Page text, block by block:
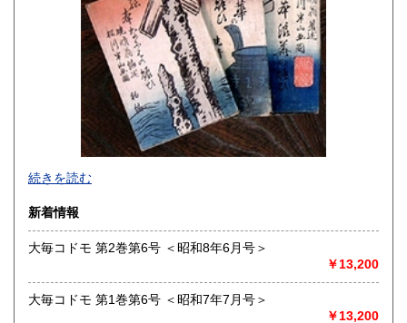
198円 愛媛県
198円 福岡県
198円 長崎県
198円 大分県
宮崎県
沖縄県
クレジット決済の場合は、決済を確認して48時間以内（日祝
続きを読む
新着情報
大毎コドモ 第2巻第6号 ＜昭和8年6月号＞
￥13,200
大毎コドモ 第1巻第6号 ＜昭和7年7月号＞
￥13,200